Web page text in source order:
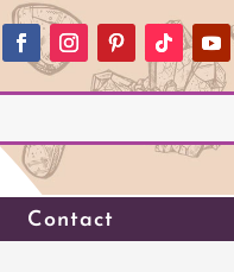
Contact